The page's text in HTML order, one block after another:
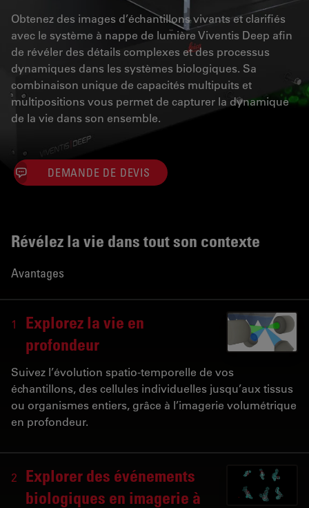
Obtenez des images d’échantillons vivants et clarifiés
avec le système à nappe de lumière Viventis Deep afin
de révéler des détails complexes et des processus
dynamiques dans les systèmes biologiques. Sa
combinaison unique de capacités multipuits et
multipositions vous permet de capturer la dynamique
de la vie dans son ensemble.
DEMANDE DE DEVIS
Révélez la vie dans tout son contexte
Avantages
1
Explorez la vie en
profondeur
Suivez l’évolution spatio-temporelle de vos
échantillons, des cellules individuelles jusqu’aux tissus
ou organismes entiers, grâce à l’imagerie volumétrique
en profondeur.
2
Explorer des événements
biologiques en imagerie à